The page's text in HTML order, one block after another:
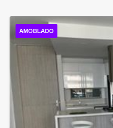
AMOBLADO